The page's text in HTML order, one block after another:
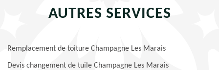
AUTRES SERVICES
Remplacement de toiture Champagne Les Marais
Devis changement de tuile Champagne Les Marais